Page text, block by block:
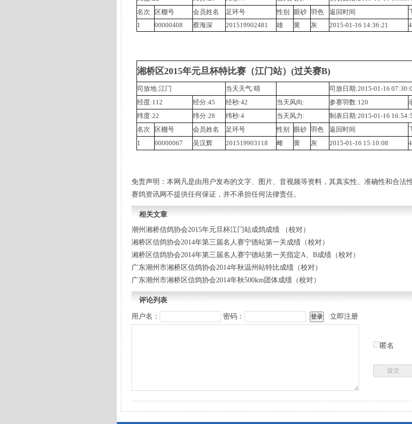
名次
区棚号 会员姓名 足环号 性别 眼砂 羽色 返回时间
1
00000408 蔡海深 201519902481 雄 黄 灰 2015-01-16 14:36:21
湘桥区2015年元旦杯特比赛（江门站）(过关赛B)
司放地:江门 当天天气:晴
司放日期:2015-01-16
经度:112
经分:45 经秒:42 当天风向: 参赛羽数:120
纬度:22
纬分:28 纬秒:4 当天风力:
制表日期:2015-01-16
名次
区棚号 会员姓名 足环号 性别 眼砂 羽色 返回时间
1
00000067 吴汉辉 201519903118 雌 黄 灰 2015-01-16 15:10:08
免责声明：本网凡是由用户发布的文字、图片、音视频等资料，其真实性、准确性和合法
赛鸽资讯网不提供任何保证，并不承担任何法律责任。
相关文章
潮州湘桥信鸽协会2015年元旦杯江门站成鸽成绩 （校对）
湘桥区信鸽协会2014年第三届名人赛宁德站第一关成绩（校对）
湘桥区信鸽协会2014年第三届名人赛宁德站第一关指定A、B成绩（校对）
广东潮州市湘桥区信鸽协会2014年秋温州站特比成绩（校对）
广东潮州市湘桥区信鸽协会2014年秋500km团体成绩（校对）
评论列表
用户名： 密码： 立即注册
匿名